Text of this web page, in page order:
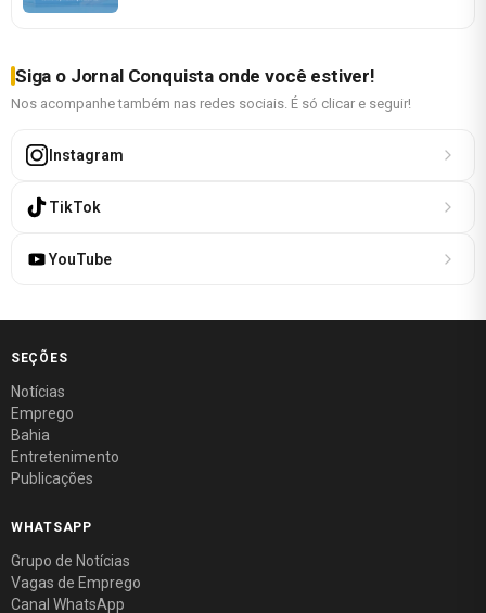
Siga o Jornal Conquista onde você estiver!
Nos acompanhe também nas redes sociais. É só clicar e seguir!
Instagram
TikTok
YouTube
SEÇÕES
Notícias
Emprego
Bahia
Entretenimento
Publicações
WHATSAPP
Grupo de Notícias
Vagas de Emprego
Canal WhatsApp